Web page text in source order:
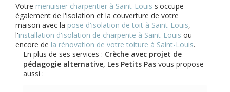
Votre menuisier charpentier à Saint-Louis s'occupe
également de l'isolation et la couverture de votre
maison avec la pose d'isolation de toit à Saint-Louis,
l'installation d'isolation de charpente à Saint-Louis ou
encore de la rénovation de votre toiture à Saint-Louis.
En plus de ses services : Crèche avec projet de
pédagogie alternative, Les Petits Pas vous propose
aussi :